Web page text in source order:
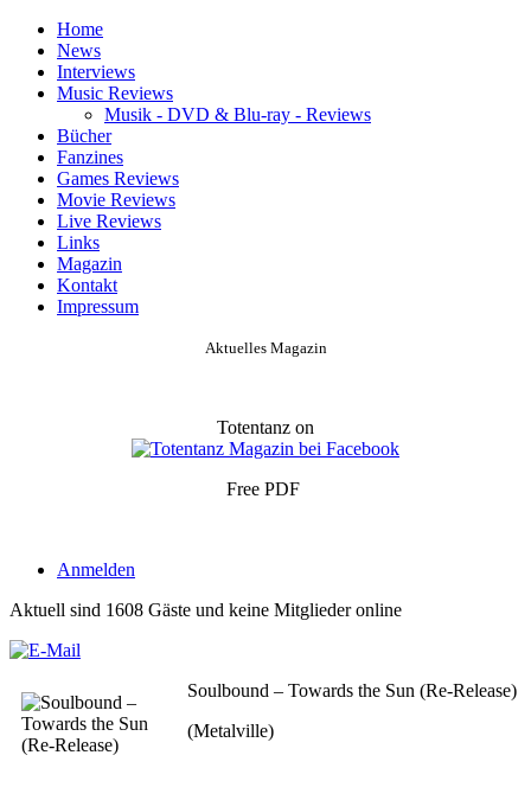
Home
News
Interviews
Music Reviews
Musik - DVD & Blu-ray - Reviews
Bücher
Fanzines
Games Reviews
Movie Reviews
Live Reviews
Links
Magazin
Kontakt
Impressum
Aktuelles Magazin
Totentanz on
Free PDF
Anmelden
Aktuell sind 1608 Gäste und keine Mitglieder online
Soulbound – Towards the Sun (Re-Release)
(Metalville)